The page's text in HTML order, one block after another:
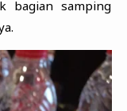
bagian samping